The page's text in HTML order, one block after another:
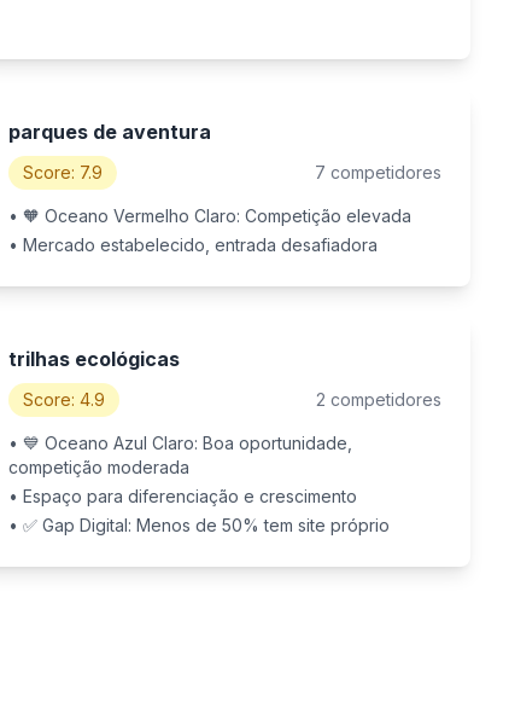
parques de aventura
Score: 7.9 7 competidores
• 🧡 Oceano Vermelho Claro: Competição elevada
• Mercado estabelecido, entrada desafiadora
trilhas ecológicas
Score: 4.9 2 competidores
• 💙 Oceano Azul Claro: Boa oportunidade,
competição moderada
• Espaço para diferenciação e crescimento
• ✅ Gap Digital: Menos de 50% tem site próprio